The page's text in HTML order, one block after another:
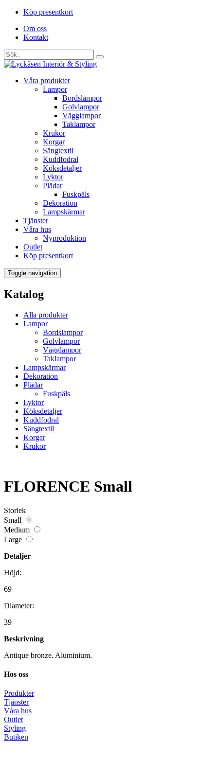
Köp presentkort
Om oss
Kontakt
Våra produkter
Lampor
Bordslampor
Golvlampor
Vägglampor
Taklampor
Krukor
Korgar
Sängtextil
Kuddfodral
Köksdetaljer
Lyktor
Plädar
Fuskpäls
Dekoration
Lampskärmar
Tjänster
Våra hus
Nyproduktion
Outlet
Köp presentkort
Toggle navigation
Katalog
Alla produkter
Lampor
Bordslampor
Golvlampor
Vägglampor
Taklampor
Lampskärmar
Dekoration
Plädar
Fuskpäls
Lyktor
Köksdetaljer
Kuddfodral
Sängtextil
Korgar
Krukor
FLORENCE Small
Storlek
Small
Medium
Large
Detaljer
Höjd:
69
Diameter:
39
Beskrivning
Antique bronze. Aluminium.
Hos oss
Produkter
Tjänster
Våra hus
Outlet
Styling
Butiken